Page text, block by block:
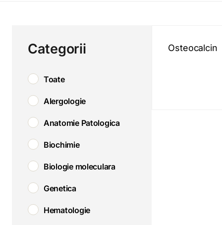
Categorii
Toate
Alergologie
Anatomie Patologica
Biochimie
Biologie moleculara
Genetica
Hematologie
Osteocalcin